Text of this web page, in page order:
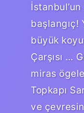
başlangıç!
büyük
Çarşısı …
miras
Topkapı
ve